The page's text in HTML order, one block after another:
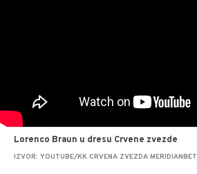
Lorenco Braun u dresu Crvene zvezde
IZVOR: YOUTUBE/KK CRVENA ZVEZDA MERIDIANBET